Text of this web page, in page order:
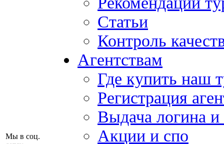
Мы в соц.
Статьи
Контроль
Агентствам
Где купить наш
Регистрация
Выдача логина и
Акции и спо